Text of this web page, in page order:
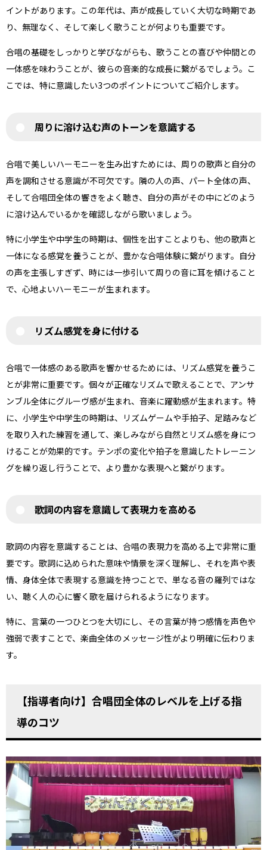
イントがあります。この年代は、声が成長していく大切な時期であ
り、無理なく、そして楽しく歌うことが何よりも重要です。
合唱の基礎をしっかりと学びながらも、歌うことの喜びや仲間との
一体感を味わうことが、彼らの音楽的な成長に繋がるでしょう。こ
こでは、特に意識したい3つのポイントについてご紹介します。
周りに溶け込む声のトーンを意識する
合唱で美しいハーモニーを生み出すためには、周りの歌声と自分の
声を調和させる意識が不可欠です。隣の人の声、パート全体の声、
そして合唱団全体の響きをよく聴き、自分の声がその中にどのよう
に溶け込んでいるかを確認しながら歌いましょう。
特に小学生や中学生の時期は、個性を出すことよりも、他の歌声と
一体になる感覚を養うことが、豊かな合唱体験に繋がります。自分
の声を主張しすぎず、時には一歩引いて周りの音に耳を傾けること
で、心地よいハーモニーが生まれます。
リズム感覚を身に付ける
合唱で一体感のある歌声を響かせるためには、リズム感覚を養うこ
とが非常に重要です。個々が正確なリズムで歌えることで、アンサ
ンブル全体にグルーヴ感が生まれ、音楽に躍動感が生まれます。特
に、小学生や中学生の時期は、リズムゲームや手拍子、足踏みなど
を取り入れた練習を通して、楽しみながら自然とリズム感を身につ
けることが効果的です。テンポの変化や拍子を意識したトレーニン
グを繰り返し行うことで、より豊かな表現へと繋がります。
歌詞の内容を意識して表現力を高める
歌詞の内容を意識することは、合唱の表現力を高める上で非常に重
要です。歌詞に込められた意味や情景を深く理解し、それを声や表
情、身体全体で表現する意識を持つことで、単なる音の羅列ではな
い、聴く人の心に響く歌を届けられるようになります。
特に、言葉の一つひとつを大切にし、その言葉が持つ感情を声色や
強弱で表すことで、楽曲全体のメッセージ性がより明確に伝わりま
す。
【指導者向け】合唱団全体のレベルを上げる指
導のコツ